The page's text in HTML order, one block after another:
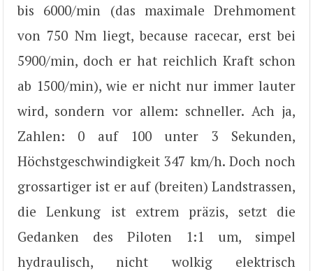
bis 6000/min (das maximale Drehmoment
von 750 Nm liegt, because racecar, erst bei
5900/min, doch er hat reichlich Kraft schon
ab 1500/min), wie er nicht nur immer lauter
wird, sondern vor allem: schneller. Ach ja,
Zahlen: 0 auf 100 unter 3 Sekunden,
Höchstgeschwindigkeit 347 km/h. Doch noch
grossartiger ist er auf (breiten) Landstrassen,
die Lenkung ist extrem präzis, setzt die
Gedanken des Piloten 1:1 um, simpel
hydraulisch, nicht wolkig elektrisch